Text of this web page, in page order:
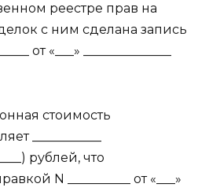
реестре прав на
с ним сделана запись
от «___» ______________
стоимость
___________
рублей, что
N __________ от «___»